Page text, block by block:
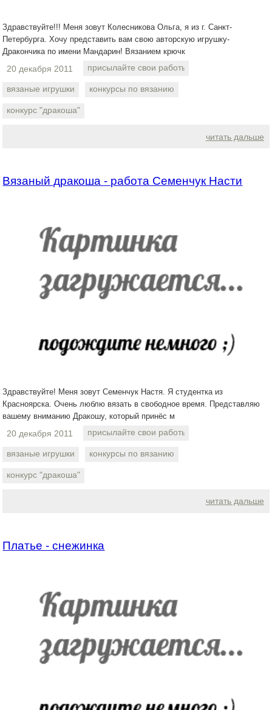
Здравствуйте!!! Меня зовут Колесникова Ольга, я из г. Санкт-
Петербурга. Хочу представить вам свою авторскую игрушку-
Дракончика по имени Мандарин! Вязанием крючк
20 декабря 2011 присылайте свои работы
вязаные игрушки конкурсы по вязанию
конкурс "дракоша"
читать дальше
Вязаный дракоша - работа Семенчук Насти
Здравствуйте! Меня зовут Семенчук Настя. Я студентка из
Красноярска. Очень люблю вязать в свободное время. Представляю
вашему вниманию Дракошу, который принёс м
20 декабря 2011 присылайте свои работы
вязаные игрушки конкурсы по вязанию
конкурс "дракоша"
читать дальше
Платье - снежинка